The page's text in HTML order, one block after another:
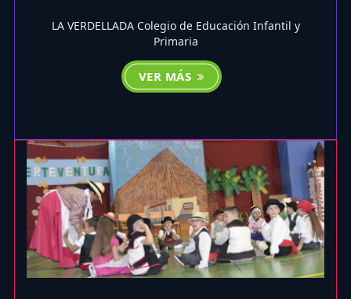
LA VERDELLADA Colegio de Educación Infantil y
Primaria
VER MÁS